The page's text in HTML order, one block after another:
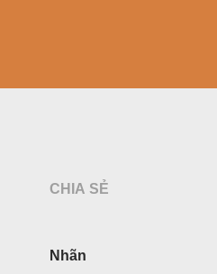
CHIA SẺ
Nhãn